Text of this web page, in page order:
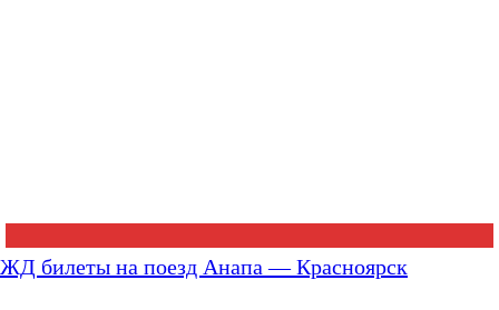
ЖД билеты на поезд Анапа — Красноярск